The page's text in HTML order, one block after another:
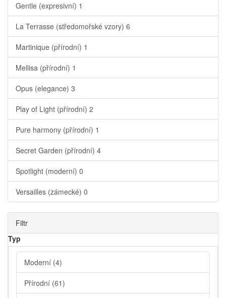
Gentle (expresivní) 1
La Terrasse (středomořské vzory) 6
Martinique (přírodní) 1
Mellisa (přírodní) 1
Opus (elegance) 3
Play of Light (přírodní) 2
Pure harmony (přírodní) 1
Secret Garden (přírodní) 4
Spotlight (moderní) 0
Versailles (zámecké) 0
Filtr
Typ
Moderní (4)
Přírodní (61)